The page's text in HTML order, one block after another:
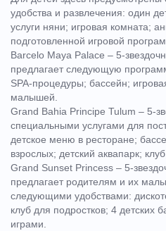
удобства и развлечения: один
услуги няни; игровая комната;
подготовленной игровой
Barcelo Maya Palace – 5-
предлагает следующую
SPA-процедуры; бассейн;
малышей.
Grand Bahia Principe Tulum – 5-
специальными услугами для
детское меню в ресторане;
взрослых; детский аквапарк;
Grand Sunset Princess – 5-
предлагает родителям и их
следующими удобствами:
клуб для подростков; 4 детских
играми.